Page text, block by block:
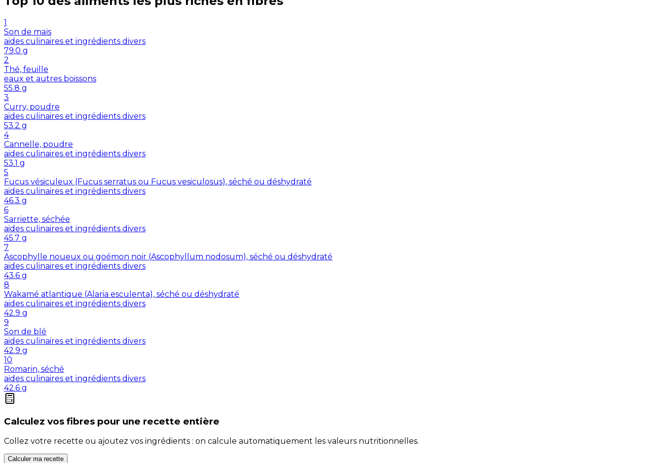
1
Son de maïs
aides culinaires et ingrédients divers
79.0 g
2
Thé, feuille
eaux et autres boissons
55.8 g
3
Curry, poudre
aides culinaires et ingrédients divers
53.2 g
4
Cannelle, poudre
aides culinaires et ingrédients divers
53.1 g
5
Fucus vésiculeux (Fucus serratus ou Fucus vesiculosus), séché ou déshydraté
aides culinaires et ingrédients divers
46.3 g
6
Sarriette, séchée
aides culinaires et ingrédients divers
45.7 g
7
Ascophylle noueux ou goémon noir (Ascophyllum nodosum), séché ou déshydraté
aides culinaires et ingrédients divers
43.6 g
8
Wakamé atlantique (Alaria esculenta), séché ou déshydraté
aides culinaires et ingrédients divers
42.9 g
9
Son de blé
aides culinaires et ingrédients divers
42.9 g
10
Romarin, séché
aides culinaires et ingrédients divers
42.6 g
Calculez vos fibres pour une recette entière
Collez votre recette ou ajoutez vos ingrédients : on calcule automatiquement les valeurs nutritionnelles.
Calculer ma recette